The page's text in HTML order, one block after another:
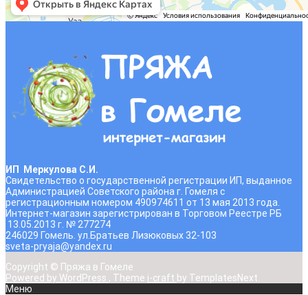
ИП Меркулова С.И.
Свидетельство о государственной регистрации ИП, выданное
Администрацией Советского района г. Гомеля с
регистрационным номером 490974611 от 13 мая 2013 года.
Интернет-магазин зарегистрирован в Торговом Реестре РБ
13.05.2013 г. № 277274
246029 Гомель. ул.Братьев Лизюковых 32-103
sveta-pryaja@yandex.ru
Copyright © Пряжа в Гомеле
Powered by WordPress , Theme i-craft by TemplatesNext.
Меню